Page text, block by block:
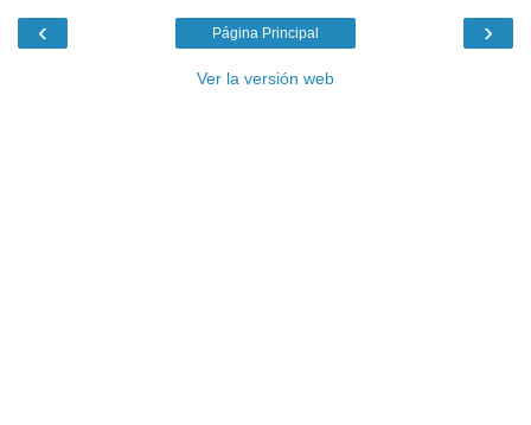
‹ ›
Página Principal
Ver la versión web